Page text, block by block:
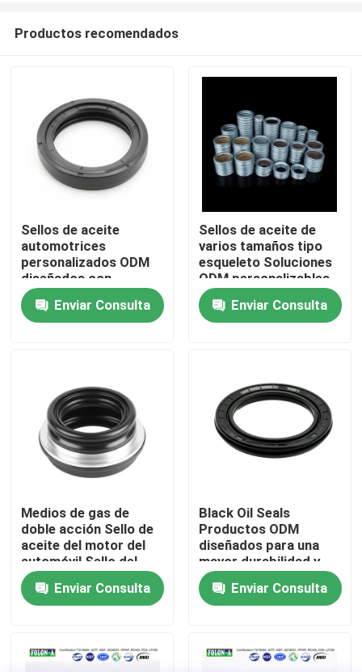
Productos
Videos
Visita a la fábrica
Control de Calidad
Contacto
noticias
anillos o de goma
Productos recomendados
Sellos de aceite
automotrices
personalizados ODM
diseñados con
precisión para una
mayor durabilidad y
prevención de fugas
Enviar Consulta
Sellos de aceite de
varios tamaños tipo
esqueleto Soluciones
ODM personalizables
para sellado de
maquinaria y equipos
de servicio pesado
Enviar Consulta
Medios de gas de
doble acción Sello de
aceite del motor del
automóvil Sello del
motor Diseñado para
minimizar las fugas de
aceite y maximizar la
Enviar Consulta
Black Oil Seals
Productos ODM
diseñados para una
mayor durabilidad y
resistencia en
entornos adversos
Enviar Consulta